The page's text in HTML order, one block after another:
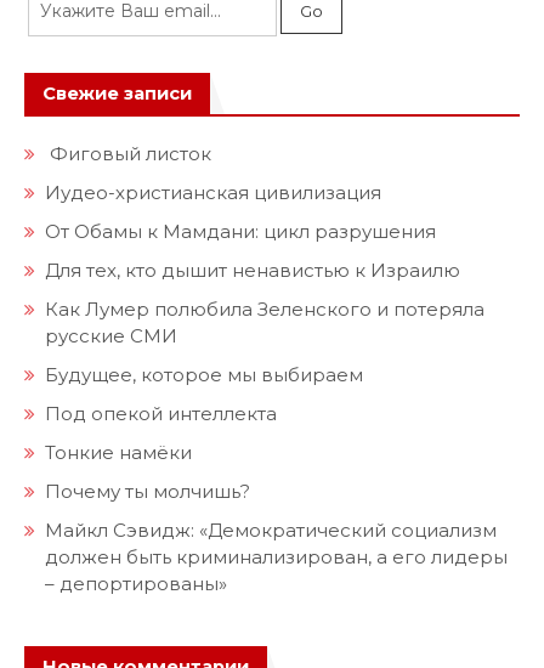
Свежие записи
Фиговый листок
Иудео-христианская цивилизация
От Обамы к Мамдани: цикл разрушения
Для тех, кто дышит ненавистью к Израилю
Как Лумер полюбила Зеленского и потеряла
русские СМИ
Будущее, которое мы выбираем
Под опекой интеллекта
Тонкие намёки
Почему ты молчишь?
Майкл Сэвидж: «Демократический социализм
должен быть криминализирован, а его лидеры
– депортированы»